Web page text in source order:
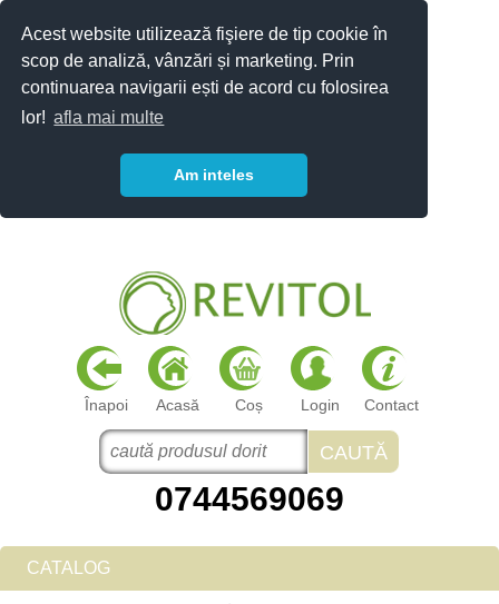
Acest website utilizează fişiere de tip cookie în
scop de analiză, vânzări și marketing. Prin
continuarea navigarii ești de acord cu folosirea
lor! afla mai multe
Am inteles
Înapoi Acasă Coș Login Contact
0744569069
CATALOG